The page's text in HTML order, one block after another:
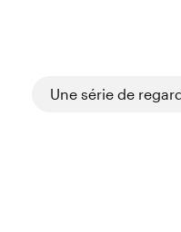
Une série de